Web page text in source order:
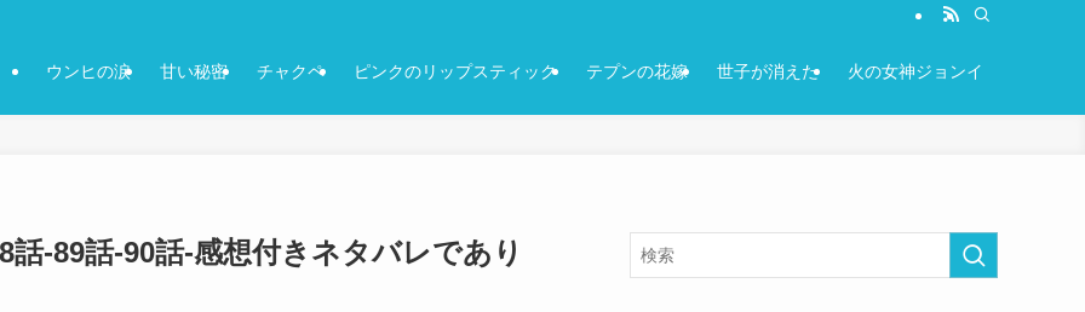
ウンヒの涙 甘い秘密 チャクペ ピンクのリップスティック テプンの花嫁 世子が消えた 火の女神ジョンイ
-89話-90話-感想付きネタバレであり